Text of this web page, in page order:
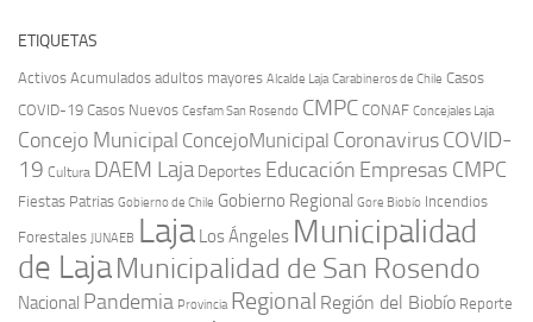
ETIQUETAS
Activos Acumulados adultos mayores Alcalde Laja Carabineros de Chile Casos
COVID-19 Casos Nuevos Cesfam San Rosendo CMPC CONAF Concejales Laja
Concejo Municipal ConcejoMunicipal CoronavirusCOVID-
19 Cultura DAEM Laja Deportes Educación Empresas CMPC
Fiestas Patrias Gobierno de Chile Gobierno Regional Gore Biobío Incendios
Forestales JUNAEB Laja Los Ángeles Municipalidad
de LajaMunicipalidad de San Rosendo
Nacional Pandemia Provincia Regional Región del Biobío Reporte